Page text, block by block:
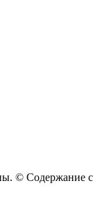
© Содержание